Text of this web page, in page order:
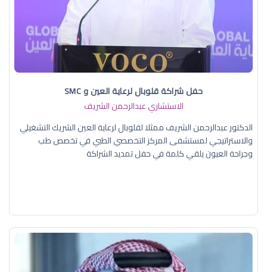
حفل شراكة قلوبال لرعاية العين و SMC
الاستشاري عبدالرحمن الشريف
الدكتور عبدالرحمن الشريف ممثلا لقلوبال لرعاية العين الشريك التشغيلي
والاستراتيجي لمستشفى المركز التخصصي الطبي في تخصص طب
وجراحة العيون يلقي كلمة في حفل تمديد الشراكة